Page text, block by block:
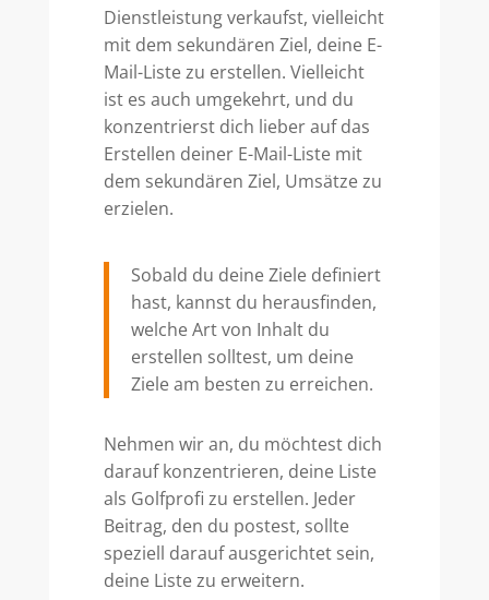
Dienstleistung verkaufst, vielleicht
mit dem sekundären Ziel, deine E-
Mail-Liste zu erstellen. Vielleicht
ist es auch umgekehrt, und du
konzentrierst dich lieber auf das
Erstellen deiner E-Mail-Liste mit
dem sekundären Ziel, Umsätze zu
erzielen.
Sobald du deine Ziele definiert
hast, kannst du herausfinden,
welche Art von Inhalt du
erstellen solltest, um deine
Ziele am besten zu erreichen.
Nehmen wir an, du möchtest dich
darauf konzentrieren, deine Liste
als Golfprofi zu erstellen. Jeder
Beitrag, den du postest, sollte
speziell darauf ausgerichtet sein,
deine Liste zu erweitern.